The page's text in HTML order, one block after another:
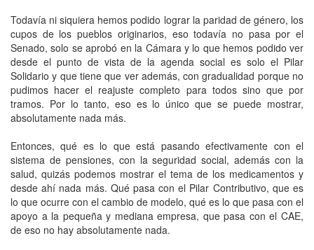
Todavía ni siquiera hemos podido lograr la paridad de género, los
cupos de los pueblos originarios, eso todavía no pasa por el
Senado, solo se aprobó en la Cámara y lo que hemos podido ver
desde el punto de vista de la agenda social es solo el Pilar
Solidario y que tiene que ver además, con gradualidad porque no
pudimos hacer el reajuste completo para todos sino que por
tramos. Por lo tanto, eso es lo único que se puede mostrar,
absolutamente nada más.
Entonces, qué es lo que está pasando efectivamente con el
sistema de pensiones, con la seguridad social, además con la
salud, quizás podemos mostrar el tema de los medicamentos y
desde ahí nada más. Qué pasa con el Pilar Contributivo, que es
lo que ocurre con el cambio de modelo, qué es lo que pasa con el
apoyo a la pequeña y mediana empresa, que pasa con el CAE,
de eso no hay absolutamente nada.